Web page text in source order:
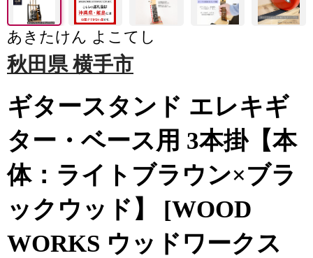
あきたけん よこてし
秋田県 横手市
ギタースタンド エレキギ
ター・ベース用 3本掛【本
体：ライトブラウン×ブラ
ックウッド】 [WOOD
WORKS ウッドワークス